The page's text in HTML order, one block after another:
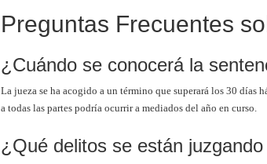
Preguntas Frecuentes
¿Cuándo se conocerá la
La jueza se ha acogido a un término que superará los 30
a todas las partes podría ocurrir a mediados del año en curso.
¿Qué delitos se están